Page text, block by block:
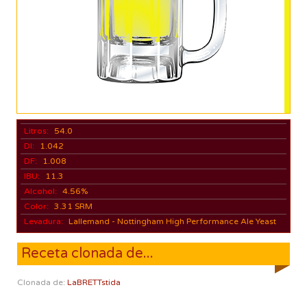
Litros:
54.0
DI:
1.042
DF:
1.008
IBU:
11.3
Alcohol: 4.56%
Color: 3.31 SRM
Levadura: Lallemand - Nottingham High Performance Ale Yeast
Receta clonada de...
Clonada de: LaBRETTstida